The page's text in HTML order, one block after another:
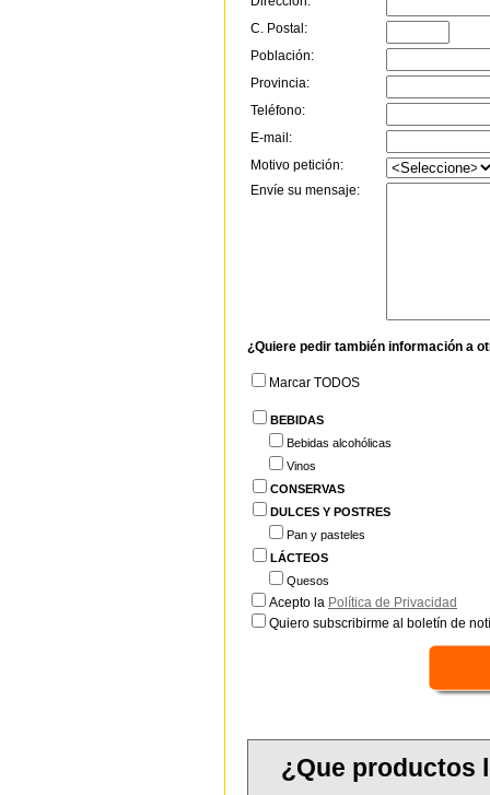
C. Postal:
Población:
Provincia:
Teléfono:
E-mail:
Motivo petición:
Envíe su mensaje:
¿Quiere pedir también información a
Marcar TODOS
BEBIDAS
Bebidas alcohólicas
Vinos
CONSERVAS
DULCES Y POSTRES
Pan y pasteles
LÁCTEOS
Quesos
Acepto la Política de Privacidad
Quiero subscribirme al boletín de
¿Que productos